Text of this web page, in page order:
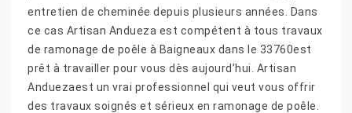
entretien de cheminée depuis plusieurs années. Dans
ce cas Artisan Andueza est compétent à tous travaux
de ramonage de poêle à Baigneaux dans le 33760est
prêt à travailler pour vous dès aujourd’hui. Artisan
Anduezaest un vrai professionnel qui veut vous offrir
des travaux soignés et sérieux en ramonage de poêle.